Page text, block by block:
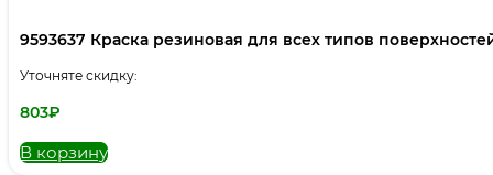
9593637 Краска резиновая для всех типов поверхностей
Уточняте скидку:
803₽
В корзину